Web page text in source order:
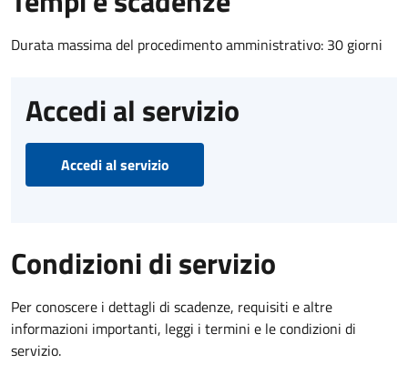
Durata massima del procedimento amministrativo: 30 giorni
Accedi al servizio
Accedi al servizio
Condizioni di servizio
Per conoscere i dettagli di scadenze, requisiti e altre
informazioni importanti, leggi i termini e le condizioni di
servizio.